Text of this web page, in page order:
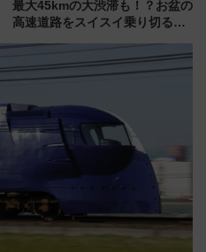
最大45kmの大渋滞も！？お盆の
高速道路をスイスイ乗り切る快